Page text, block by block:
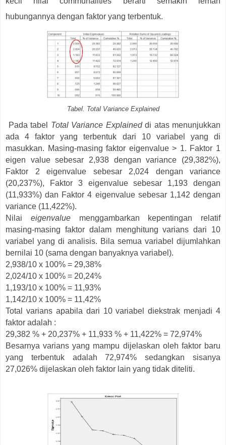
hubungannya dengan faktor yang terbentuk.
Tabel. Total Variance Explained
Pada tabel Total Variance Explained di atas menunjukkan
ada 4 faktor yang terbentuk dari 10 variabel yang di
masukkan. Masing-masing faktor eigenvalue > 1. Faktor 1
eigen value sebesar 2,938 dengan variance (29,382%),
Faktor 2 eigenvalue sebesar 2,024 dengan variance
(20,237%), Faktor 3 eigenvalue sebesar 1,193 dengan
(11,933%) dan Faktor 4 eigenvalue sebesar 1,142 dengan
variance (11,422%).
Nilai eigenvaluemenggambarkan kepentingan relatif
masing-masing faktor dalam menghitung varians dari 10
variabel yang di analisis. Bila semua variabel dijumlahkan
bernilai 10 (sama dengan banyaknya variabel).
2,938/10 x 100% = 29,38%
2,024/10 x 100% = 20,24%
1,193/10 x 100% = 11,93%
1,142/10 x 100% = 11,42%
Total varians apabila dari 10 variabel diekstrak menjadi 4
faktor adalah :
29,382 % + 20,237% + 11,933 % + 11,422% = 72,974%
Besarnya varians yang mampu dijelaskan oleh faktor baru
yang terbentuk adalah 72,974% sedangkan sisanya
27,026% dijelaskan oleh faktor lain yang tidak diteliti.